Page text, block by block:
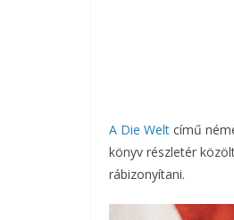
A Die Welt című
könyv részletér
rábizonyítani.